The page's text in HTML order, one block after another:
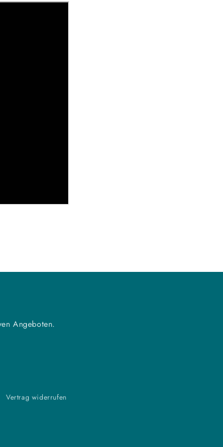
Angeboten.
Vertrag widerrufen